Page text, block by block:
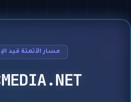
مسار الأتمتة قيد